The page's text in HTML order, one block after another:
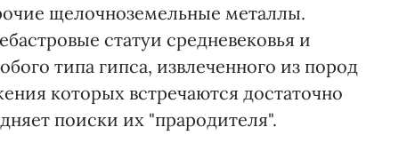
щелочноземельные металлы.
статуи средневековья и
типа гипса, извлеченного из пород
которых встречаются достаточно
поиски их "прародителя".